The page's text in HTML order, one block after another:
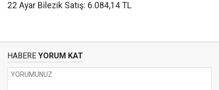
22 Ayar Bilezik Satış: 6.084,14 TL
HABERE YORUM KAT